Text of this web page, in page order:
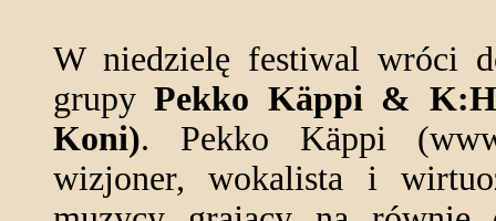
W niedzielę festiwal wróci
grupyPekko Käppi &
Koni). Pekko Käppi
wizjoner, wokalista i